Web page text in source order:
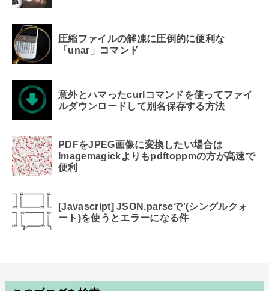
圧縮ファイルの解凍に圧倒的に便利な
「unar」コマンド
意外とハマったcurlコマンドを使ってファイ
ルダウンロードして別名保存する方法
PDFをJPEG画像に変換したい場合は
Imagemagickよりもpdftoppmの方が高速で
便利
[Javascript] JSON.parseで'(シングルクォ
ート)を使うとエラーになる件